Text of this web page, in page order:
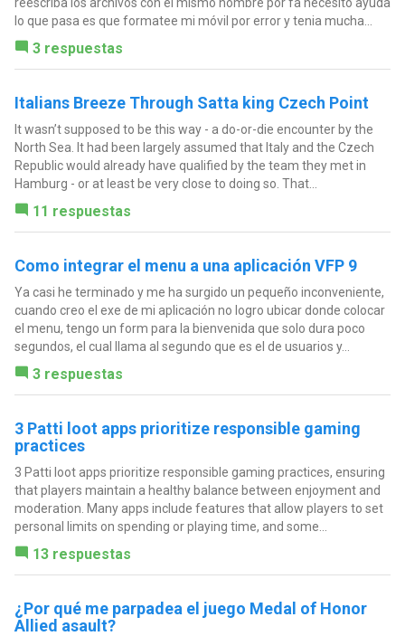
lo que pasa es que formatee mi móvil por error y tenia mucha...
3 respuestas
Italians Breeze Through Satta king Czech Point
It wasn’t supposed to be this way - a do-or-die encounter by the
North Sea. It had been largely assumed that Italy and the Czech
Republic would already have qualified by the team they met in
Hamburg - or at least be very close to doing so. That...
11 respuestas
Como integrar el menu a una aplicación VFP 9
Ya casi he terminado y me ha surgido un pequeño inconveniente,
cuando creo el exe de mi aplicación no logro ubicar donde colocar
el menu, tengo un form para la bienvenida que solo dura poco
segundos, el cual llama al segundo que es el de usuarios y...
3 respuestas
3 Patti loot apps prioritize responsible gaming
practices
3 Patti loot apps prioritize responsible gaming practices, ensuring
that players maintain a healthy balance between enjoyment and
moderation. Many apps include features that allow players to set
personal limits on spending or playing time, and some...
13 respuestas
¿Por qué me parpadea el juego Medal of Honor
Allied asault?